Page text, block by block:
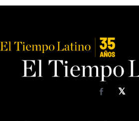
𝕏
Facebook